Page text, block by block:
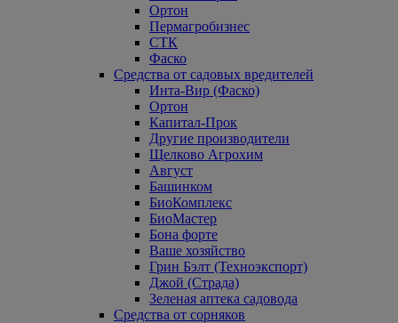
Ортон
Пермагробизнес
СТК
Фаско
Средства от садовых вредителей
Инта-Вир (Фаско)
Ортон
Капитал-Прок
Другие производители
Щелково Агрохим
Август
Башинком
БиоКомплекс
БиоМастер
Бона форте
Ваше хозяйство
Грин Бэлт (Техноэкспорт)
Джой (Страда)
Зеленая аптека садовода
Средства от сорняков